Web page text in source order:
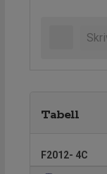
Tabell
F2012- 4C